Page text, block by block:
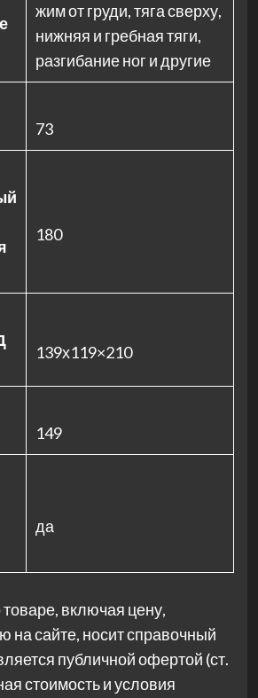
жим от груди, тяга сверху,
нижняя и гребная тяги,
разгибание ног и другие
73
180
139х119×210
149
да
включая цену,
на сайте, носит справочный
публичной офертой (ст.
стоимость и условия